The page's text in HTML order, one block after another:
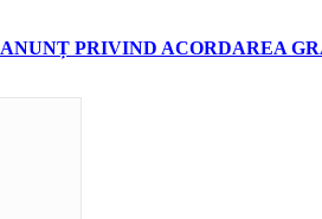
ANUNȚ PRIVIND ACORDAREA